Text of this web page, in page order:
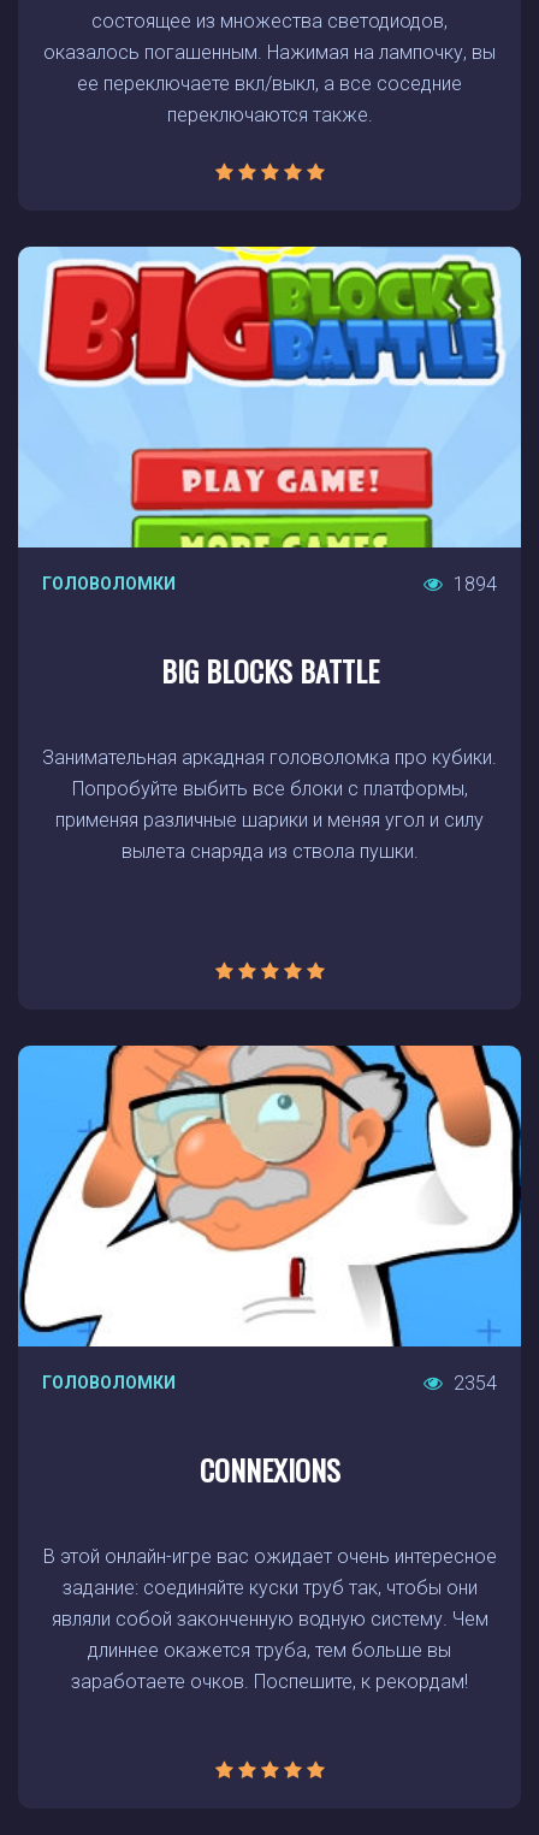
состоящее из множества светодиодов,
оказалось погашенным. Нажимая на лампочку, вы
ее переключаете вкл/выкл, а все соседние
переключаются также.
ГОЛОВОЛОМКИ 1894
BIG BLOCKS BATTLE
Занимательная аркадная головоломка про кубики.
Попробуйте выбить все блоки с платформы,
применяя различные шарики и меняя угол и силу
вылета снаряда из ствола пушки.
ГОЛОВОЛОМКИ 2354
CONNEXIONS
В этой онлайн-игре вас ожидает очень интересное
задание: соединяйте куски труб так, чтобы они
являли собой законченную водную систему. Чем
длиннее окажется труба, тем больше вы
заработаете очков. Поспешите, к рекордам!